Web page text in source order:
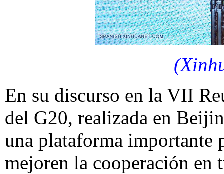
En su discurso en la VII
del G20, realizada en
una plataforma importante
mejoren la cooperación en